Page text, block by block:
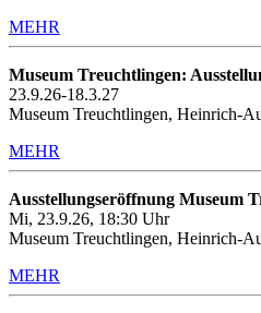
MEHR
Museum Treuchtlingen:
23.9.26-18.3.27
Museum Treuchtlingen, Heinrich-
MEHR
Ausstellungseröffnung Museum
Mi, 23.9.26, 18:30 Uhr
Museum Treuchtlingen, Heinrich-
MEHR